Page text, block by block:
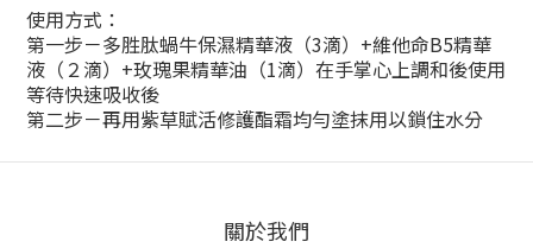
使用方式：
第一步－多胜肽蝸牛保濕精華液（3滴）+維他命B5精華
液（２滴）+玫瑰果精華油（1滴）在手掌心上調和後使用
等待快速吸收後
第二步－再用紫草賦活修護酯霜均勻塗抹用以鎖住水分
關於我們